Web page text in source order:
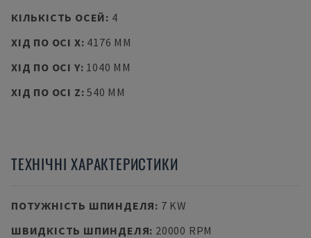
КІЛЬКІСТЬ ОСЕЙ: 4
ХІД ПО ОСІ X: 4176 MM
ХІД ПО ОСІ Y: 1040 MM
ХІД ПО ОСІ Z:540 MM
ТЕХНІЧНІ ХАРАКТЕРИСТИКИ
ПОТУЖНІСТЬ ШПИНДЕЛЯ: 7 KW
ШВИДКІСТЬ ШПИНДЕЛЯ: 20000 RPM